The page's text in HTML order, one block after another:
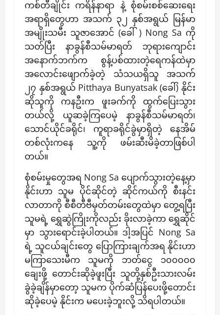
ကစ်တီချိုင်း ကရိန်နာရာ နဲ့ စုံစမ်းစစ်ဆေးရေး
အရာရှိတွေဟာ အသက် ၃၂ နှစ်အရွယ် မြန်မာ
အမျိုးသမီး သူဇာအောင် (ခေါ် ) Nong Sa ကို
သတ်ပြီး နာခွန်စီသမ်မာရတ် ဘုရားကျောင်း
အနောက်ဘက်က စွန့်ပစ်ထားတဲ့ရေကန်ထဲမှာ
အလောင်းဖျောက်ခဲ့တဲ့ သံသယရှိသူ အသက်
၂၇ နှစ်အရွယ် Pitthaya Bunyatsak (ခေါ်) နိုင်း
ဆိုသူကို ကနဦးက ဖူးခက်ကို ထွက်ပြေးသွား
တယ်လို့ ယူဆခဲ့ကြပေမဲ့ နာခွန်စီသမ်မာရတ်၊
သောင်ယိုင်ခရိုင်၊ ကူရာခရိုင်ခွဲမှာရှိတဲ့ နေအိမ်
တစ်လုံးကနေ သူ့ကို ဖမ်းဆီးမိခဲ့တာဖြစ်ပါ
တယ်။
စုံစမ်းမှုတွေအရ Nong Sa ပျောက်သွားတဲ့နေ့မှာ
နိုင်းဟာ သူမ ပိုင်ဆိုင်တဲ့ ဆိုင်ကယ်ကို စီးနင်း
လာတာကို စီစီတီဗီမှတ်တမ်းတွေထဲမှာ တွေ့ရပြီး
သူမရဲ့ ရွှေဆွဲကြိုးကိုလည်း ခိုးလာခဲ့ကာ ရွှေဆိုင်
မှာ သွားရောင်းခဲ့ပါတယ်။ ဒါ့အပြင် Nong Sa
ရဲ့ သူငယ်ချင်းတွေ ပြောကြားချက်အရ နိုင်းဟာ
မကြာသေးမီက သူမကို ဘတ်ငွေ ၁၀၀၀၀၀
ချေးဖို့ တောင်းဆိုခဲ့ဖူးပြီး သူတို့နှစ်ဦးသားလမ်း
ခွဲခဲ့ချိန်မှာတော့ သူမက ပိုက်ဆံပြန်ပေးဖို့တောင်း
ဆိုခဲ့ပေမဲ့ နိုင်းက မပေးခဲ့ဘူးလို့ သိရပါတယ်။